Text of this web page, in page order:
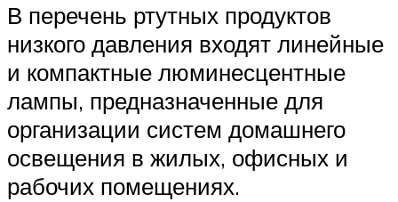
В перечень ртутных продуктов
низкого давления входят линейные
и компактные люминесцентные
лампы, предназначенные для
организации систем домашнего
освещения в жилых, офисных и
рабочих помещениях.